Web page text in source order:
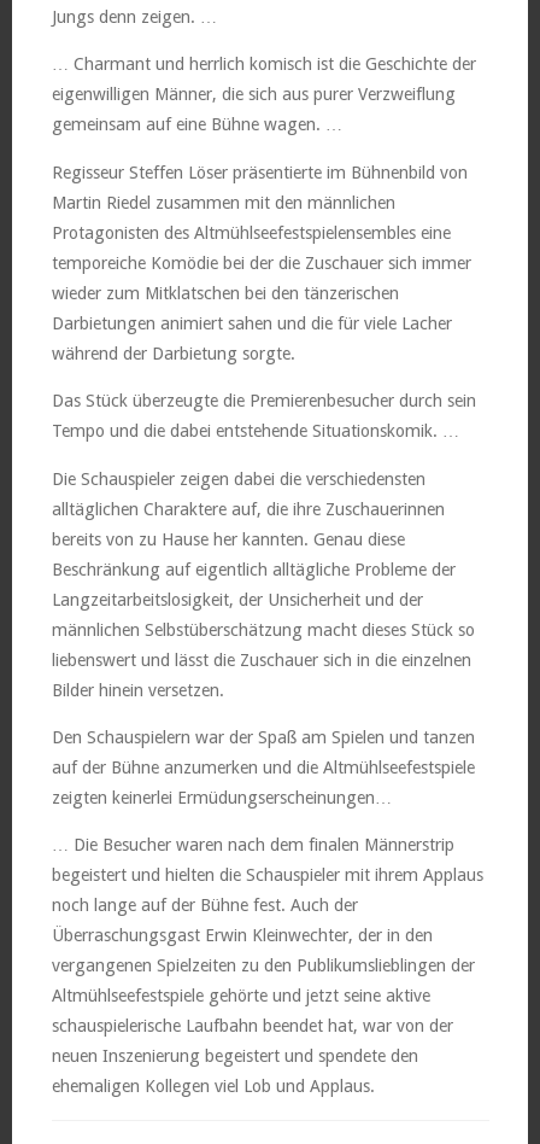
Jungs denn zeigen. …
… Charmant und herrlich komisch ist die Geschichte der
eigenwilligen Männer, die sich aus purer Verzweiflung
gemeinsam auf eine Bühne wagen. …
Regisseur Steffen Löser präsentierte im Bühnenbild von
Martin Riedel zusammen mit den männlichen
Protagonisten des Altmühlseefestspielensembles eine
temporeiche Komödie bei der die Zuschauer sich immer
wieder zum Mitklatschen bei den tänzerischen
Darbietungen animiert sahen und die für viele Lacher
während der Darbietung sorgte.
Das Stück überzeugte die Premierenbesucher durch sein
Tempo und die dabei entstehende Situationskomik. …
Die Schauspieler zeigen dabei die verschiedensten
alltäglichen Charaktere auf, die ihre Zuschauerinnen
bereits von zu Hause her kannten. Genau diese
Beschränkung auf eigentlich alltägliche Probleme der
Langzeitarbeitslosigkeit, der Unsicherheit und der
männlichen Selbstüberschätzung macht dieses Stück so
liebenswert und lässt die Zuschauer sich in die einzelnen
Bilder hinein versetzen.
Den Schauspielern war der Spaß am Spielen und tanzen
auf der Bühne anzumerken und die Altmühlseefestspiele
zeigten keinerlei Ermüdungserscheinungen…
… Die Besucher waren nach dem finalen Männerstrip
begeistert und hielten die Schauspieler mit ihrem Applaus
noch lange auf der Bühne fest. Auch der
Überraschungsgast Erwin Kleinwechter, der in den
vergangenen Spielzeiten zu den Publikumslieblingen der
Altmühlseefestspiele gehörte und jetzt seine aktive
schauspielerische Laufbahn beendet hat, war von der
neuen Inszenierung begeistert und spendete den
ehemaligen Kollegen viel Lob und Applaus.